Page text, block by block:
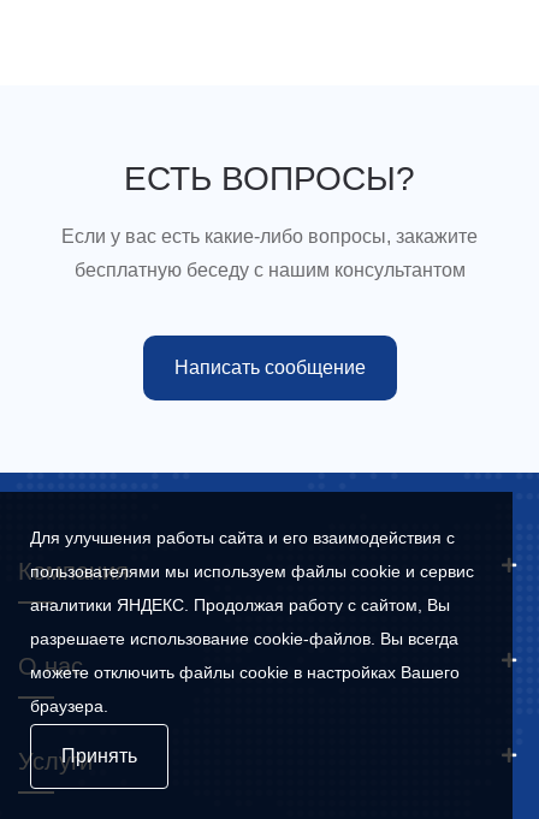
ЕСТЬ ВОПРОСЫ?
Если у вас есть какие-либо вопросы, закажите
бесплатную беседу с нашим консультантом
Написать сообщение
Компания
О нас
Услуги
Для улучшения работы сайта и его взаимодействия с
пользователями мы используем файлы cookie и сервис
аналитики ЯНДЕКС. Продолжая работу с сайтом, Вы
разрешаете использование cookie-файлов. Вы всегда
можете отключить файлы cookie в настройках Вашего
браузера.
Принять